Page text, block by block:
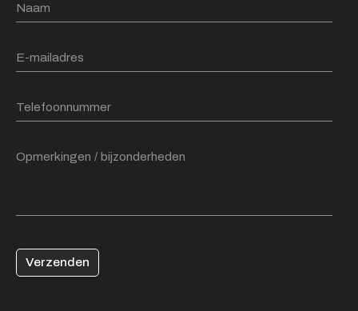
Verzenden